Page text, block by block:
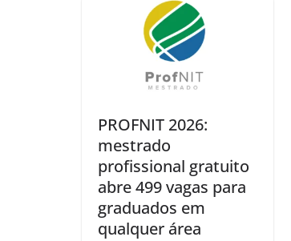
PROFNIT 2026:
mestrado
profissional gratuito
abre 499 vagas para
graduados em
qualquer área